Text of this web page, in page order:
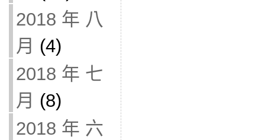
2018 年 八
月 (4)
2018 年 七
月 (8)
2018 年 六